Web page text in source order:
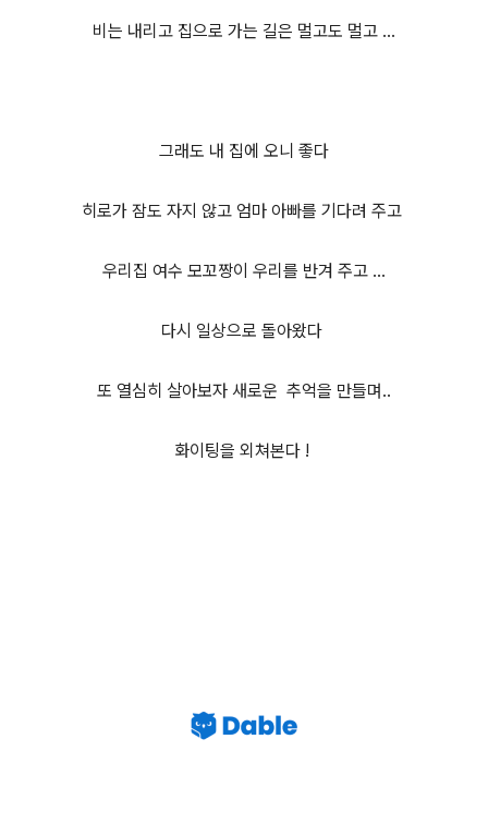
비는 내리고 집으로 가는 길은 멀고도 멀고 ...
그래도 내 집에 오니 좋다
히로가 잠도 자지 않고 엄마 아빠를 기다려 주고
우리집 여수 모꼬짱이 우리를 반겨 주고 ...
다시 일상으로 돌아왔다
또 열심히 살아보자 새로운 추억을 만들며..
화이팅을 외쳐본다 !